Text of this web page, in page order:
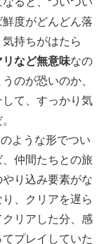
度がどんどん落
持ちがはたら
など無意味なの
のが恐いのか、
て、すっかり気
ような形でつい
仲間たちとの旅
り込み要素がな
、クリアを遅ら
リアした分、感
てプレイしていた